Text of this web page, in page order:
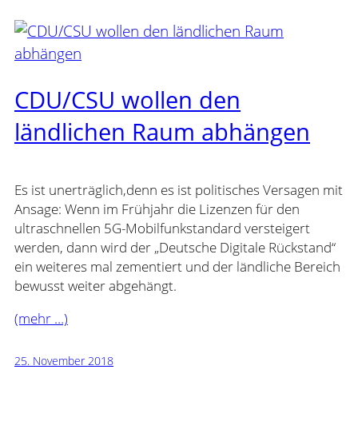
CDU/CSU wollen den
ländlichen Raum abhängen
Es ist unerträglich,denn es ist politisches Versagen mit
Ansage: Wenn im Frühjahr die Lizenzen für den
ultraschnellen 5G-Mobilfunkstandard versteigert
werden, dann wird der „Deutsche Digitale Rückstand“
ein weiteres mal zementiert und der ländliche Bereich
bewusst weiter abgehängt.
(mehr …)
25. November 2018